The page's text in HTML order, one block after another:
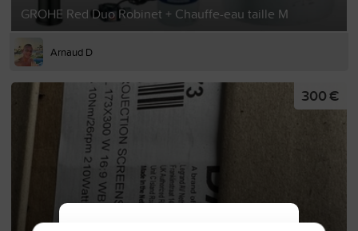
GROHE Red Duo Robinet + Chauffe-eau taille M
Arnaud D
300 €